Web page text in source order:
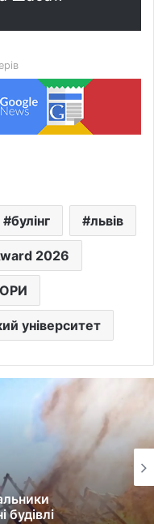
булінг львів
2026
університет
будівлі